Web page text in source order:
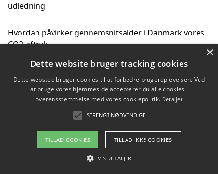
udledning
Hvordan påvirker gennemsnitsalder i Danmark vores
CO2-aftryk
Hvordan nyheder om CO2-udledning påvirker vores
hverdag
Om / kontakt
Blog Betingelser
×
Dette website bruger tracking cookies
Dette websted bruger cookies til at forbedre brugeroplevelsen. Ved
at bruge vores hjemmeside accepterer du alle cookies i
overensstemmelse med vores cookiepolitik. Detaljer
STRENGT NØDVENDIGE
TILLAD COOKIES TILLAD IKKE COOKIES
VIS DETALJER